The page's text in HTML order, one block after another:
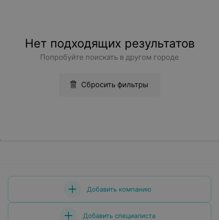
Нет подходящих результатов
Попробуйте поискать в другом городе
Сбросить фильтры
Добавить компанию
Добавить специалиста